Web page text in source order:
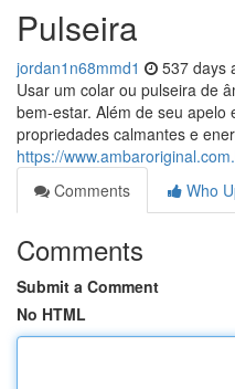
Pulseira
jordan1n68mmd1 537 days
Usar um colar ou pulseira de
bem-estar. Além de seu
propriedades calmantes e
https://
Comments
Who
Comments
Submit a Comment
No HTML